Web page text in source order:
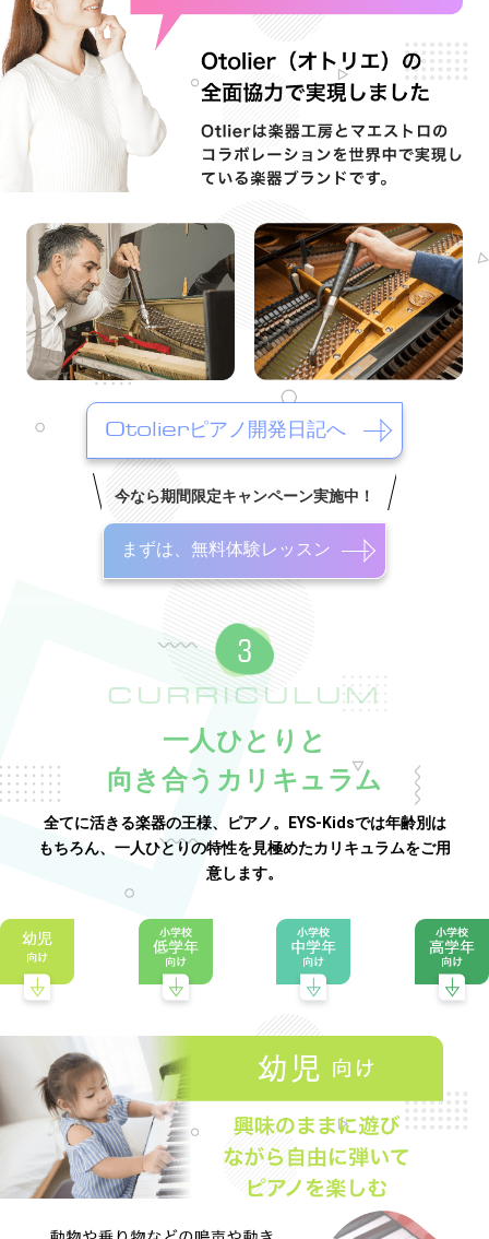
Otolierピアノ開発日記へ
今なら期間限定キャンペーン実施中！
まずは、無料体験レッスン
CURRICULUM
一人ひとりと
向き合うカリキュラム
全てに活きる楽器の王様、ピアノ。EYS-Kidsでは年齢別は
もちろん、一人ひとりの特性を見極めたカリキュラムをご用
意します。